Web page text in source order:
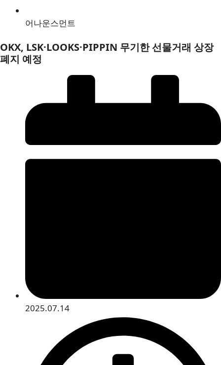
어나운스먼트
OKX, LSK·LOOKS·PIPPIN 무기한 선물거래 상장
폐지 예정
2025.07.14